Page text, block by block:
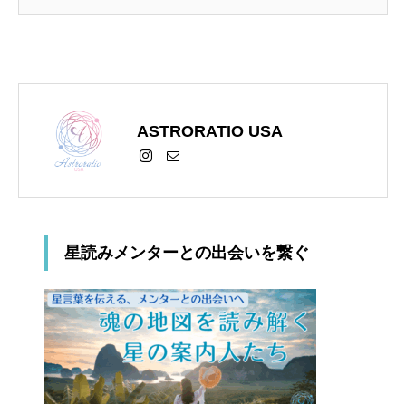
ASTRORATIO USA
星読みメンターとの出会いを繋ぐ